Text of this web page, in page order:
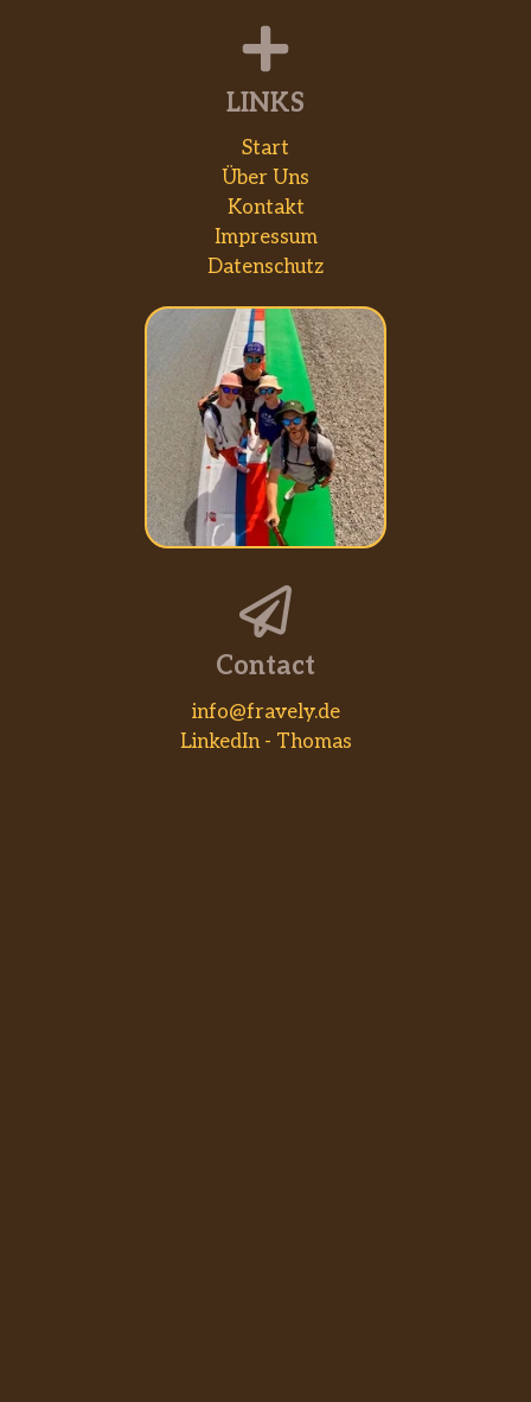
LINKS
Start
Über Uns
Kontakt
Impressum
Datenschutz
Contact
info@fravely.de
LinkedIn - Thomas